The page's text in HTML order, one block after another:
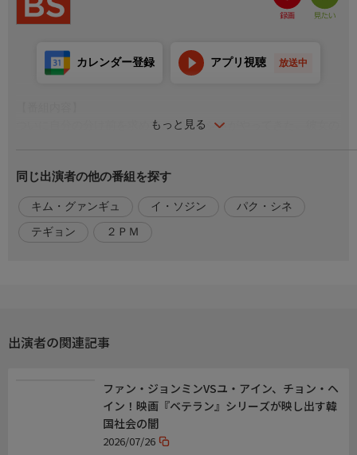
もっと見る
カレンダー登録 アプリ視聴 放送中
ついに自分の分け前を求めて、パク・シネがやってきた。彼女の
支度はもちろん、ついにはみんなをもてなしてもくれる。確かな
料理の腕で作る彼女の特別メニューとは？どんなパンでも作るソ
ジニーと、シネを大好きなテギョン、旌善のプリンスグァンギ
ュ、そしてシネの４人は一緒に和やかな時を過ごす。
https://x.com/BS260_official
同じ出演者の他の番組を探す
キム・グァンギュ イ・ソジン パク・シネ
テギョン ２ＰＭ
出演者の関連記事
ファン・ジョンミンVSユ・アイン、チョン・ヘ
イン！映画『ベテラン』シリーズが映し出す韓
国社会の闇
2026/07/26